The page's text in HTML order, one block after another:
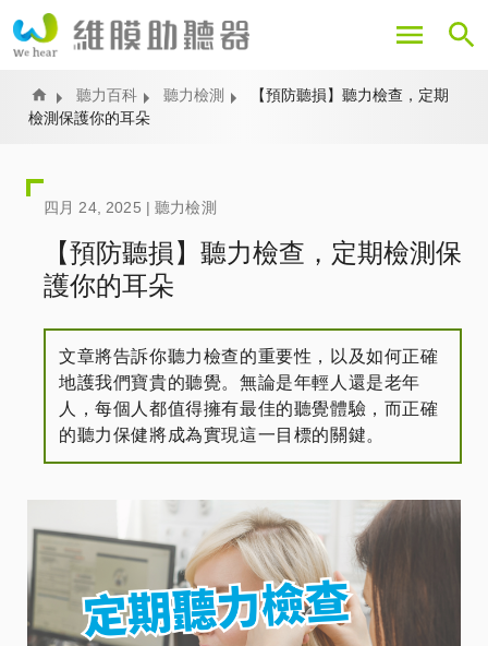
至
內
Home 聽力百科 聽力檢測
【預防聽損】聽力檢查，定期
檢測保護你的耳朵
四月 24, 2025 |聽力檢測
【預防聽損】聽力檢查，定期檢測保
護你的耳朵
文章將告訴你聽力檢查的重要性，以及如何正確
地護我們寶貴的聽覺。無論是年輕人還是老年
人，每個人都值得擁有最佳的聽覺體驗，而正確
的聽力保健將成為實現這一目標的關鍵。